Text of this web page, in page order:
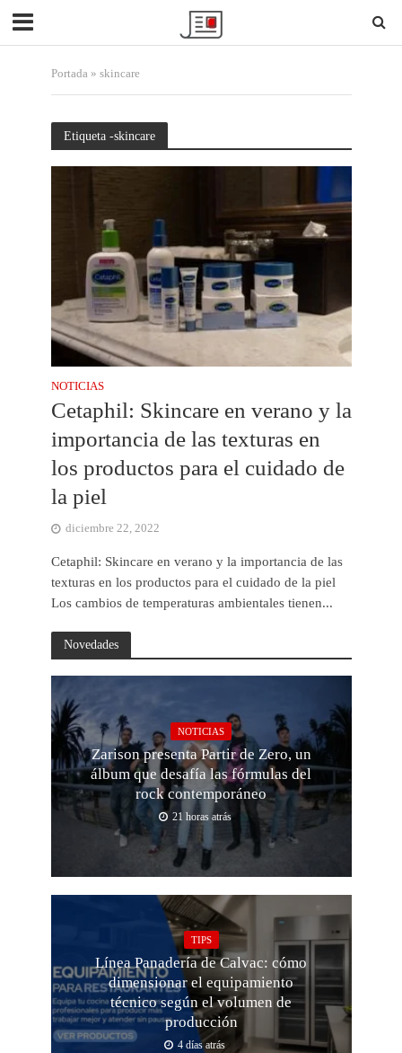
Portada» skincare
Etiqueta -skincare
NOTICIAS
Cetaphil: Skincare en verano y la
importancia de las texturas en
los productos para el cuidado de
la piel
diciembre 22, 2022
Cetaphil: Skincare en verano y la importancia de las
texturas en los productos para el cuidado de la piel
Los cambios de temperaturas ambientales tienen...
Novedades
NOTICIAS
Zarison presenta Partir de Zero, un
álbum que desafía las fórmulas del
rock contemporáneo
21 horas atrás
TIPS
Línea Panadería de Calvac: cómo
dimensionar el equipamiento
técnico según el volumen de
producción
4 días atrás